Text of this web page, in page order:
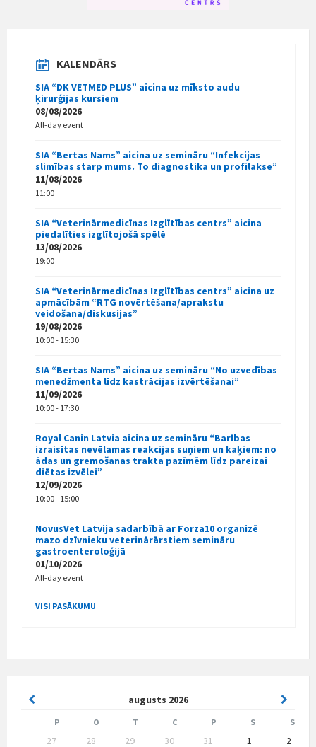
KALENDĀRS
SIA “DK VETMED PLUS” aicina uz mīksto audu
ķirurģijas kursiem
08/08/2026
All-day event
SIA “Bertas Nams” aicina uz semināru “Infekcijas
slimības starp mums. To diagnostika un profilakse”
11/08/2026
11:00
SIA “Veterinārmedicīnas Izglītības centrs” aicina
piedalīties izglītojošā spēlē
13/08/2026
19:00
SIA “Veterinārmedicīnas Izglītības centrs” aicina uz
apmācībām “RTG novērtēšana/aprakstu
veidošana/diskusijas”
19/08/2026
10:00 - 15:30
SIA “Bertas Nams” aicina uz semināru “No uzvedības
menedžmenta līdz kastrācijas izvērtēšanai”
11/09/2026
10:00 - 17:30
Royal Canin Latvia aicina uz semināru “Barības
izraisītas nevēlamas reakcijas suņiem un kaķiem: no
ādas un gremošanas trakta pazīmēm līdz pareizai
diētas izvēlei”
12/09/2026
10:00 - 15:00
NovusVet Latvija sadarbībā ar Forza10 organizē
mazo dzīvnieku veterinārārstiem semināru
gastroenteroloģijā
01/10/2026
All-day event
VISI PASĀKUMU
augusts 2026
Previous
Month
Month
P O T C P S S
27 28 29 30 31 1 2